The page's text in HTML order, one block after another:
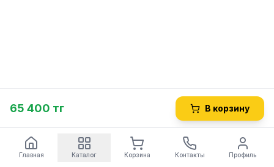
65 400 тг В корзину
Главная Каталог Корзина Контакты Профиль